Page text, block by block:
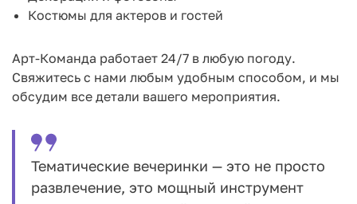
Костюмы для актеров и гостей
Арт-Команда работает 24/7 в любую погоду.
Свяжитесь с нами любым удобным способом, и мы
обсудим все детали вашего мероприятия.
Тематические вечеринки — это не просто
развлечение, это мощный инструмент